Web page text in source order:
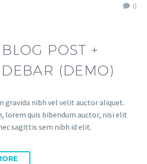
0
BLOG POST +
(DEMO)
gravida nibh vel velit auctor aliquet.
lorem quis bibendum auctor, nisi elit
sagittis sem nibh id elit.